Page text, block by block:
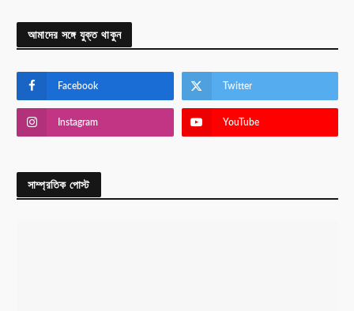
আমাদের সঙ্গে যুক্ত থাকুন
Facebook Twitter
Instagram YouTube
সাম্প্রতিক পোস্ট